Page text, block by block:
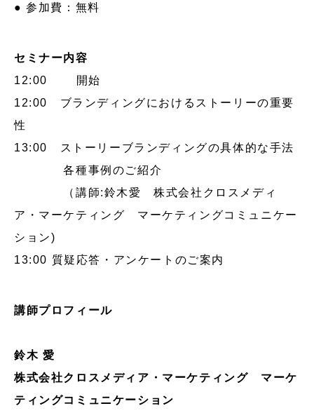
● 参加費：無料
セミナー内容
12:00 開始
12:00 ブランディングにおけるストーリーの重要
性
13:00 ストーリーブランディングの具体的な手法
各種事例のご紹介
（講師:鈴木愛 株式会社クロスメディ
ア・マーケティング マーケティングコミュニケー
ション)
13:00 質疑応答・アンケートのご案内
講師プロフィール
鈴木 愛
株式会社クロスメディア・マーケティング マーケ
ティングコミュニケーション